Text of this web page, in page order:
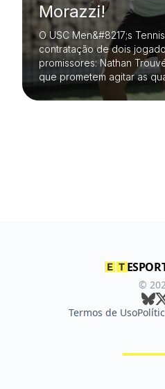
Morazzi!
O USC Men&#8217;s
contratação de dois
promissores: Nathan
que prometem agitar as
©
Termos de Uso